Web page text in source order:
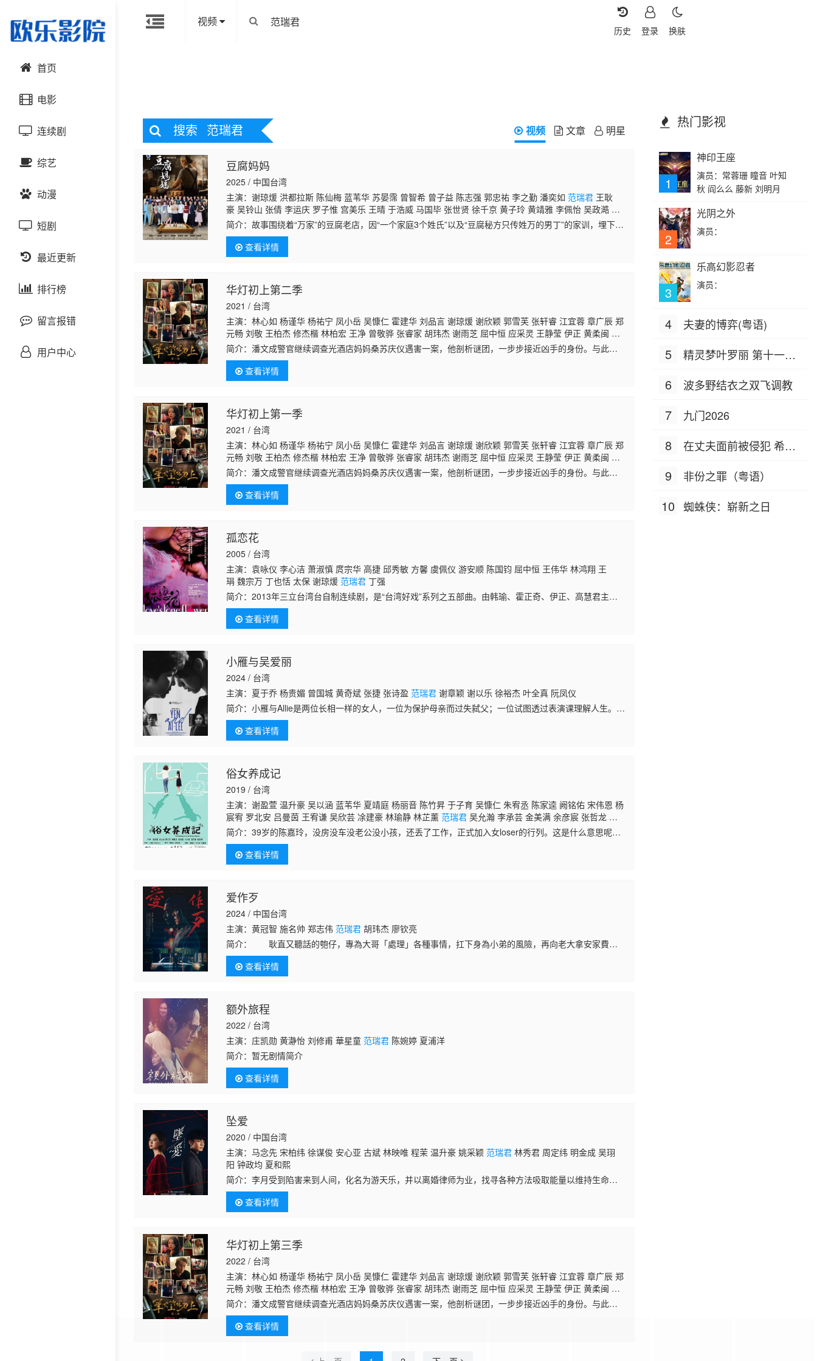
视频
换肤
登录
历史
首页
电影
动作片
喜剧片
爱情片
科幻片
恐怖片
剧情片
战争片
悬疑片
连续剧
国产剧
港台剧
日韩剧
欧美剧
泰国剧
综艺
大陆综艺
日韩综艺
港台综艺
欧美综艺
动漫
国产动漫
日韩动漫
欧美动漫
短剧
最近更新
排行榜
留言报错
用户中心
搜索 范瑞君 视频 文章 明星
豆腐妈妈
2025 / 中国台湾
主演：谢琼煖 洪都拉斯 陈仙梅 蓝苇华 苏晏霈 曾智希 曾子益 陈志强 郭忠祐 李之勤 潘奕如范瑞君 王耿
豪 吴铃山 张倩 李运庆 罗子惟 宫美乐 王晴 于浩威 马国毕 张世贤 徐千京 黄子玲 黄靖雅 李佩怡 吴政澔 黄
尚禾 吴皓升
简介：故事围绕着“万家”的豆腐老店，因“一个家庭3个姓氏”以及“豆腐秘方只传姓万的男丁”的家训，埋下冲
突与矛盾的伏笔。讲述一个家庭守护传统豆腐老店并克服挑战的温馨故事。
查看详情
华灯初上第二季
2021 / 台湾
主演：林心如 杨谨华 杨祐宁 凤小岳 吴慷仁 霍建华 刘品言 谢琼煖 谢欣颖 郭雪芙 张轩睿 江宜蓉 章广辰 郑
元畅 刘敬 王柏杰 修杰楷 林柏宏 王净 曾敬骅 张睿家 胡玮杰 谢雨芝 屈中恒 应采灵 王静莹 伊正 黄柔闽 朱
宥丞范瑞君陈博正
简介：潘文成警官继续调查光酒店妈妈桑苏庆仪遇害一案，他剖析谜团，一步步接近凶手的身份。与此同
时，他也发现了更多黑暗的秘密与复杂的关系。
查看详情
华灯初上第一季
2021 / 台湾
主演：林心如 杨谨华 杨祐宁 凤小岳 吴慷仁 霍建华 刘品言 谢琼煖 谢欣颖 郭雪芙 张轩睿 江宜蓉 章广辰 郑
元畅 刘敬 王柏杰 修杰楷 林柏宏 王净 曾敬骅 张睿家 胡玮杰 谢雨芝 屈中恒 应采灵 王静莹 伊正 黄柔闽 朱
宥丞范瑞君陈博正
简介：潘文成警官继续调查光酒店妈妈桑苏庆仪遇害一案，他剖析谜团，一步步接近凶手的身份。与此同
时，他也发现了更多黑暗的秘密与复杂的关系。
查看详情
孤恋花
2005 / 台湾
主演：袁咏仪 李心洁 萧淑慎 庹宗华 高捷 邱秀敏 方馨 虞佩仪 游安顺 陈国钧 屈中恒 王伟华 林鸿翔 王
琄 魏宗万 丁也恬 太保 谢琼煖范瑞君 丁强
简介：2013年三立台湾台自制连续剧，是“台湾好戏”系列之五部曲。由韩瑜、霍正奇、伊正、高慧君主
演。2013年9月20日于三立台湾台播出。
查看详情
小雁与吴爱丽
2024 / 台湾
主演：夏于乔 杨贵媚 曾国城 黄奇斌 张捷 张诗盈范瑞君 谢章颖 谢以乐 徐裕杰 叶全真 阮凤仪
简介：小雁与Allie是两位长相一样的女人，一位为保护母亲而过失弑父；一位试图透过表演课理解人生。小
雁服刑八年，刑满出狱后回到小镇，被邻里投以异样目光，人生无法重回正轨。当母亲的新男友醉后对母
亲施暴，更让她
查看详情
俗女养成记
2019 / 台湾
主演：谢盈萱 温升豪 吴以涵 蓝苇华 夏靖庭 杨丽音 陈竹昇 于子育 吴慷仁 朱宥丞 陈家逵 阙铭佑 宋伟恩 杨
宸宥 罗北安 吕曼茵 王宥谦 吴欣芸 凃建豪 林瑜静 林芷薰范瑞君 吴允瀚 李承芸 金美满 余彦宸 张哲龙 徐
丽雯 梅若颖 赖佩莹 凯尔 水毓棠 王辂钧 邱子琪 许雅雯 吴懿净 王怡雯 林佩霓 曾珮瑜 廖怡裬 吴怡然 严艺
文 谢琼煖 王琄 黄舒湄 卢妍蓉 黄浩咏 郑伃庭 刘香君 蔡凯瑞 张诗盈 王镜冠 黄迪扬 张凯尧 黄淑霞 许文
译 王诗淳 许佳明 黄馨萱 卢志杰 叶天伦 韦以丞 江鹅 邓安宁 徐誉
简介：39岁的陈嘉玲，没房没车没老公没小孩，还丢了工作，正式加入女loser的行列。这是什么意思呢？
这表示当年不惜引发家庭革命也决心要离开家乡的她，在台北奋斗了近二十年，到头来是一场空。说到俗
女，就要先从她
查看详情
爱作歹
2024 / 中国台湾
主演：黄冠智 施名帅 郑志伟范瑞君 胡玮杰 廖钦亮
简介：
耿直又聽話的匏仔，專為大哥「處理」各種事情，扛下身為小弟的風險，再向老大拿安家費貼
補家計。匏仔的仙姑媽媽總是念他：「早知道細漢就別讓王爺幫你算出兄弟命，現在整天在惹麻煩。」但
在他心裡，還藏了一個祕
查看详情
额外旅程
2022 / 台湾
主演：庄凯勋 黄瀞怡 刘修甫 華星童范瑞君 陈婉婷 夏浦洋
简介：暂无剧情简介
查看详情
坠爱
2020 / 中国台湾
主演：马念先 宋柏纬 徐谋俊 安心亚 古斌 林映唯 程茉 温升豪 姚采颖范瑞君 林秀君 周定纬 明金成 吴珝
阳 钟政均 夏和熙
简介：李月受到陷害来到人间，化名为游天乐，并以离婚律师为业，找寻各种方法吸取能量以维持生命。
在一次事件中，遇到了开发爱情费洛蒙香水专利的方多米，认为爱情所产生的费洛蒙是透过科学方法来催
化产生的。 原先掌管全
查看详情
华灯初上第三季
2022 / 台湾
主演：林心如 杨谨华 杨祐宁 凤小岳 吴慷仁 霍建华 刘品言 谢琼煖 谢欣颖 郭雪芙 张轩睿 江宜蓉 章广辰 郑
元畅 刘敬 王柏杰 修杰楷 林柏宏 王净 曾敬骅 张睿家 胡玮杰 谢雨芝 屈中恒 应采灵 王静莹 伊正 黄柔闽 朱
宥丞范瑞君陈博正
简介：潘文成警官继续调查光酒店妈妈桑苏庆仪遇害一案，他剖析谜团，一步步接近凶手的身份。与此同
时，他也发现了更多黑暗的秘密与复杂的关系。
查看详情
热门影视
1
神印王座
演员：常蓉珊 瞳音 叶知
秋 阎么么 藤新 刘明月
2
光阴之外
演员：
3
乐高幻影忍者
演员：
4 夫妻的博弈(粤语)
5
精灵梦叶罗丽 第十一季
6 波多野结衣之双飞调教
7 九门2026
8
在丈夫面前被侵犯 希岛
9 非份之罪（粤语）
10 蜘蛛侠：崭新之日